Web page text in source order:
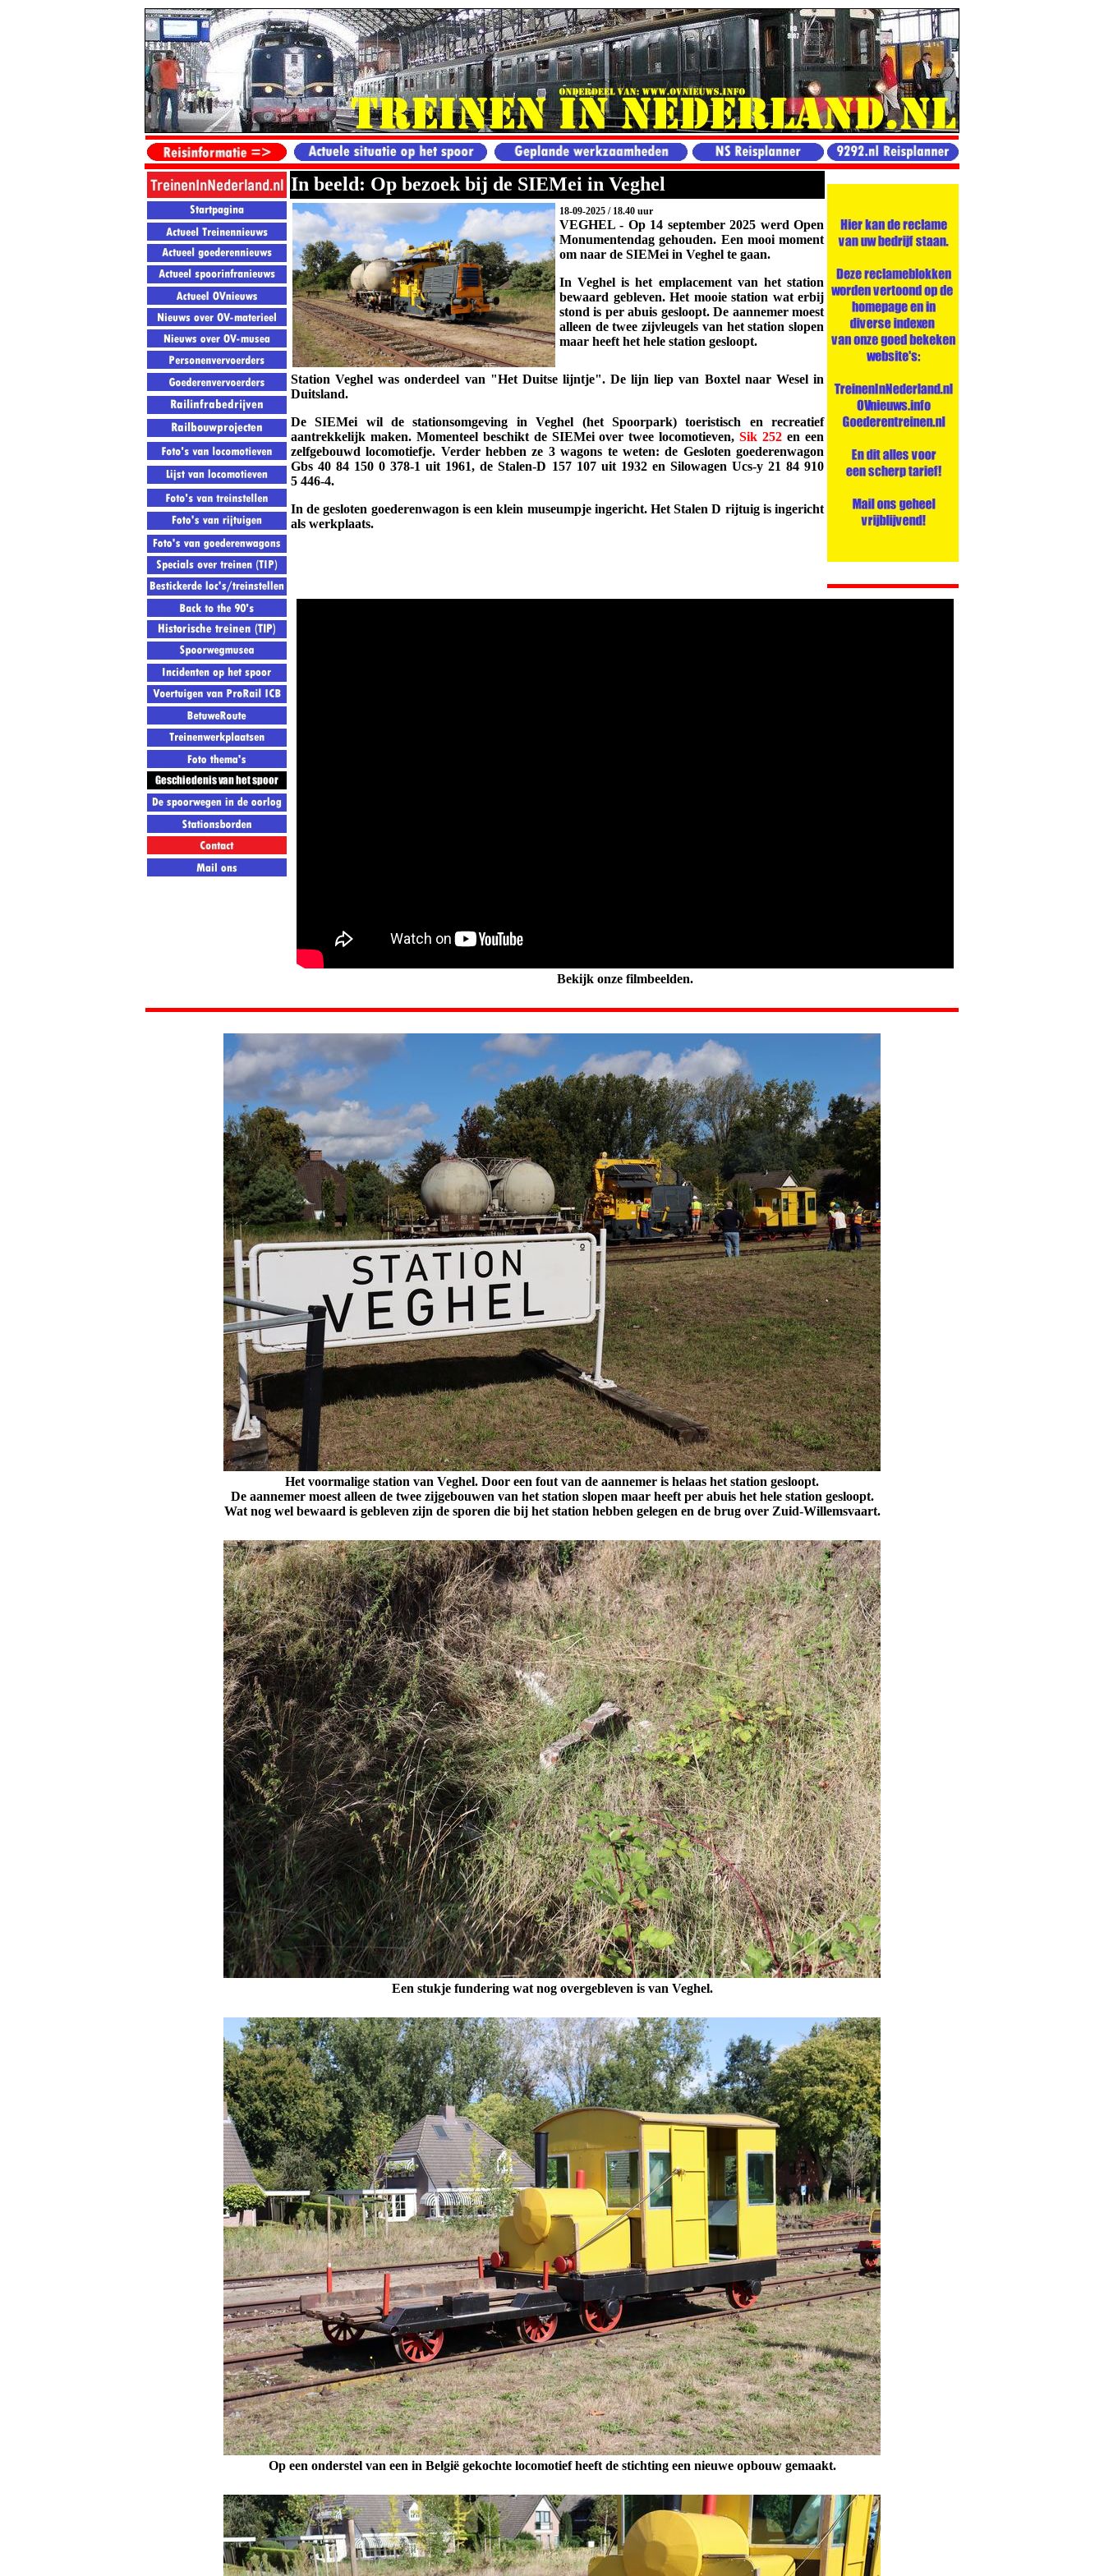
In beeld: Op bezoek bij de SIEMei in Veghel
18-09-2025 / 18.40 uur
VEGHEL - Op 14 september 2025 werd Open
Monumentendag gehouden. Een mooi moment
om naar de SIEMei in Veghel te gaan.
In Veghel is het emplacement van het station
bewaard gebleven. Het mooie station wat erbij
stond is per abuis gesloopt. De aannemer moest
alleen de twee zijvleugels van het station slopen
maar heeft het hele station gesloopt.
Station Veghel was onderdeel van "Het Duitse lijntje". De lijn liep van Boxtel naar Wesel in
Duitsland.
De SIEMei wil de stationsomgeving in Veghel (het Spoorpark) toeristisch en recreatief
aantrekkelijk maken. Momenteel beschikt de SIEMei over twee locomotieven,Sik 252 en een
zelfgebouwd locomotiefje. Verder hebben ze 3 wagons te weten: de Gesloten goederenwagon
Gbs 40 84 150 0 378-1 uit 1961, de Stalen-D 157 107 uit 1932 en Silowagen Ucs-y 21 84 910
5 446-4.
In de gesloten goederenwagon is een klein museumpje ingericht. Het Stalen D rijtuig is ingericht
als werkplaats.
Bekijk onze filmbeelden.
Het voormalige station van Veghel. Door een fout van de aannemer is helaas het station gesloopt.
De aannemer moest alleen de twee zijgebouwen van het station slopen maar heeft per abuis het hele station gesloopt.
Wat nog wel bewaard is gebleven zijn de sporen die bij het station hebben gelegen en de brug over Zuid-Willemsvaart.
Een stukje fundering wat nog overgebleven is van Veghel.
Op een onderstel van een in België gekochte locomotief heeft de stichting een nieuwe opbouw gemaakt.